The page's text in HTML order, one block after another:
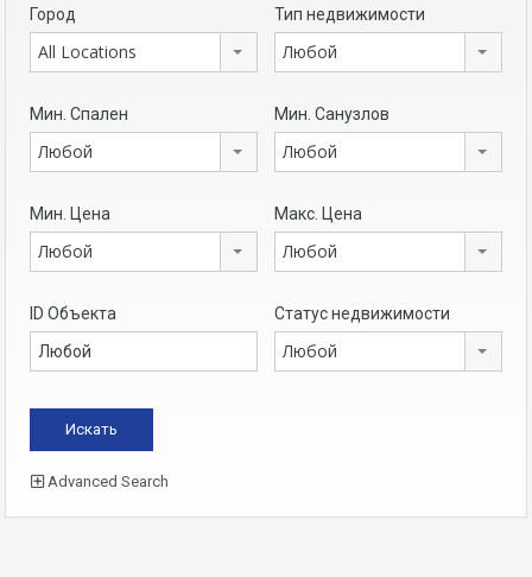
Город
All Locations
Тип недвижимости
Любой
Мин. Спален
Любой
Мин. Санузлов
Любой
Мин. Цена
Любой
Макс. Цена
Любой
ID Объекта Статус недвижимости
Любой
Advanced Search